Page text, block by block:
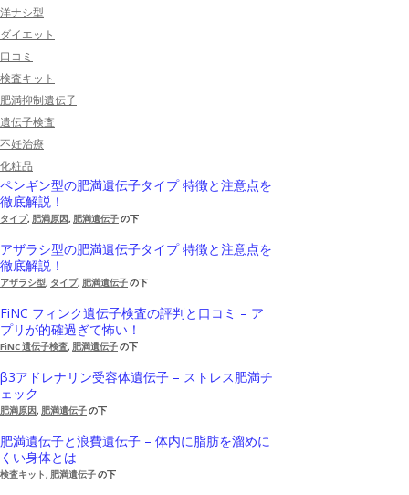
洋ナシ型
ダイエット
口コミ
検査キット
肥満抑制遺伝子
遺伝子検査
不妊治療
化粧品
ペンギン型の肥満遺伝子タイプ 特徴と注意点を
徹底解説！
タイプ, 肥満原因, 肥満遺伝子の下
アザラシ型の肥満遺伝子タイプ 特徴と注意点を
徹底解説！
アザラシ型, タイプ, 肥満遺伝子の下
FiNC フィンク遺伝子検査の評判と口コミ – ア
プリが的確過ぎて怖い！
FiNC 遺伝子検査, 肥満遺伝子の下
β3アドレナリン受容体遺伝子 – ストレス肥満チ
ェック
肥満原因, 肥満遺伝子の下
肥満遺伝子と浪費遺伝子 – 体内に脂肪を溜めに
くい身体とは
検査キット, 肥満遺伝子の下